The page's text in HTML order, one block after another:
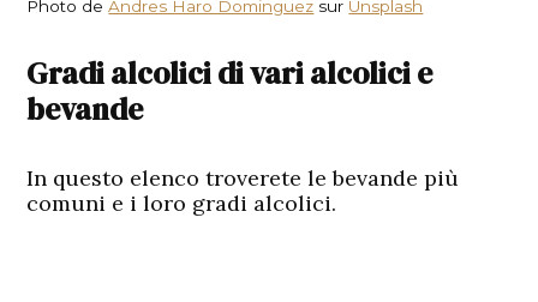
Photo deAndres Haro Dominguez sur Unsplash
Gradi alcolici di vari alcolici e
bevande
In questo elenco troverete le bevande più
comuni e i loro gradi alcolici.